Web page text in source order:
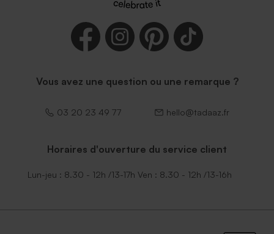
Vous avez une question ou une remarque ?
03 20 23 49 77 hello@tadaaz.fr
Horaires d'ouverture du service client
Lun-jeu : 8.30 - 12h /13-17h Ven : 8.30 - 12h /13-16h